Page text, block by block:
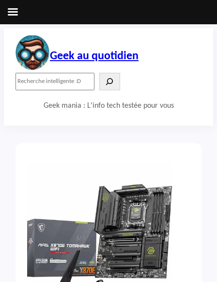
contenu
Geek au quotidien
Geek mania : L'info tech testée pour vous